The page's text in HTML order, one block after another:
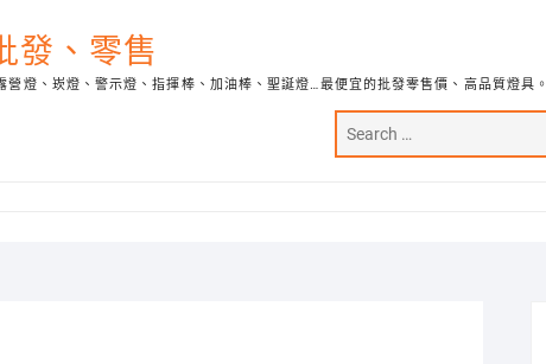
發、零售
燈、崁燈、警示燈、指揮棒、加油棒、聖誕燈…最便宜的批發零售價、高品質燈具。